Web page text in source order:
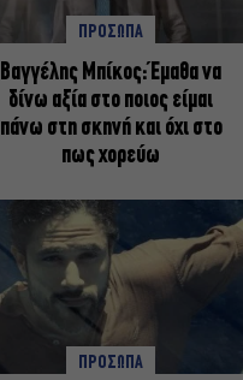
ΠΡΟΣΩΠΑ
Βαγγέλης Μπίκος: Έμαθα να
δίνω αξία στο ποιος είμαι
πάνω στη σκηνή και όχι στο
πως χορεύω
ΠΡΟΣΩΠΑ